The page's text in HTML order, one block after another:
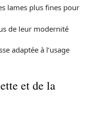
lames plus fines pour
de leur modernité
adaptée à l’usage
et de la